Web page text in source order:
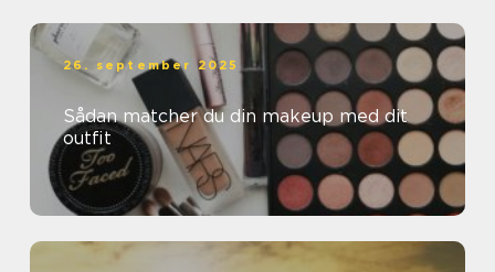
26. september 2025
Sådan matcher du din makeup med dit
outfit